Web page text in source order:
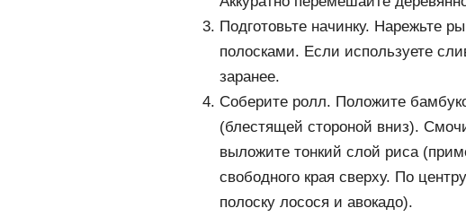
Подготовьте начинку. Нарежьте
полосками. Если используете
заранее.
Соберите ролл. Положите
(блестящей стороной вниз).
выложите тонкий слой риса
свободного края сверху. По
полоску лосося и авокадо).